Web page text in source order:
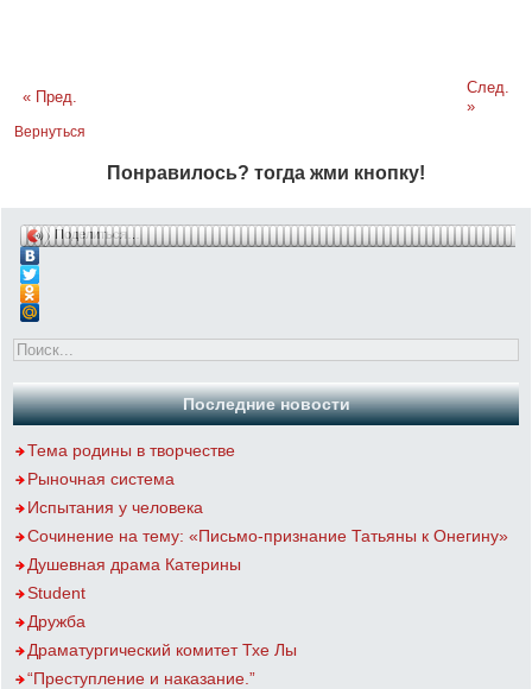
« Пред.
След.
»
Вернуться
Понравилось? тогда жми кнопку!
Поделиться…
Последние новости
Тема родины в творчестве
Рыночная система
Испытания у человека
Сочинение на тему: «Письмо-признание Татьяны к Онегину»
Душевная драма Катерины
Student
Дружба
Драматургический комитет Тхе Лы
“Преступление и наказание.”